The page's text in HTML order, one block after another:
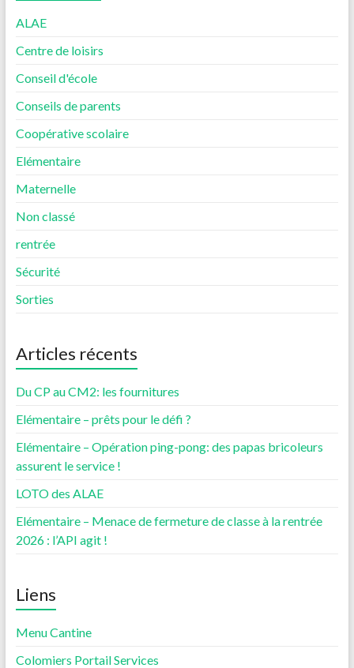
ALAE
Centre de loisirs
Conseil d'école
Conseils de parents
Coopérative scolaire
Elémentaire
Maternelle
Non classé
rentrée
Sécurité
Sorties
Articles récents
Du CP au CM2: les fournitures
Elémentaire – prêts pour le défi ?
Elémentaire – Opération ping-pong: des papas bricoleurs
assurent le service !
LOTO des ALAE
Elémentaire – Menace de fermeture de classe à la rentrée
2026 : l’API agit !
Liens
Menu Cantine
Colomiers Portail Services